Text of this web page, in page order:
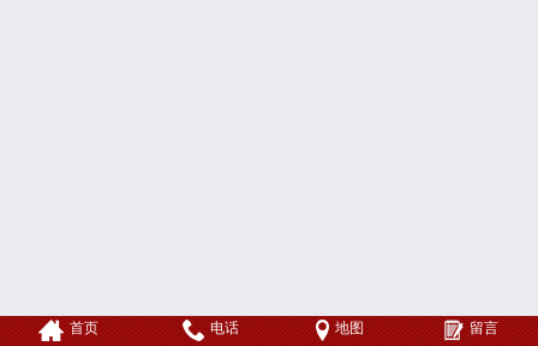
首页 电话 地图 留言